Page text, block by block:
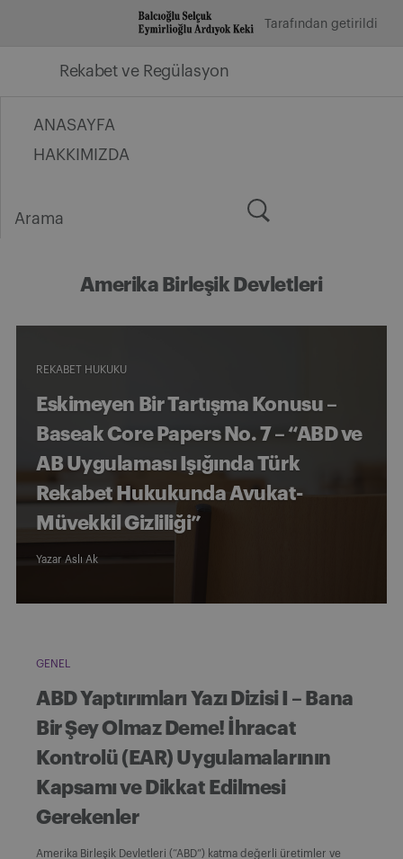
Tarafından getirildi
Rekabet ve Regülasyon
ANASAYFA
HAKKIMIZDA
for:
Amerika Birleşik Devletleri
REKABET HUKUKU
Eskimeyen Bir Tartışma Konusu –
Baseak Core Papers No. 7 – “ABD ve
AB Uygulaması Işığında Türk
Rekabet Hukukunda Avukat-
Müvekkil Gizliliği”
Yazar Aslı Ak
GENEL
ABD Yaptırımları Yazı Dizisi I – Bana
Bir Şey Olmaz Deme! İhracat
Kontrolü (EAR) Uygulamalarının
Kapsamı ve Dikkat Edilmesi
Gerekenler
Amerika Birleşik Devletleri (“ABD”) katma değerli üretimler ve